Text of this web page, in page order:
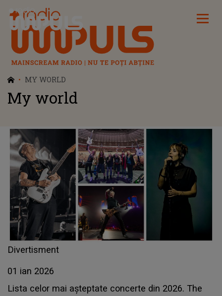
Radio Impuls
MY WORLD
My world
Divertisment
01 ian 2026
Lista celor mai așteptate concerte din 2026. The